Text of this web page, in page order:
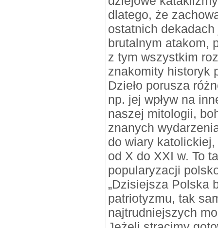
dlatego, że
ostatnich
brutalnym atakom,
z tym wszystkim
znakomity historyk
Dzieło porusza
np. jej wpływ na
naszej mitologii,
znanych
do wiary
od X do XXI w. To
popularyzacji
„Dzisiejsza Polska
patriotyzmu, tak
najtrudniejszych